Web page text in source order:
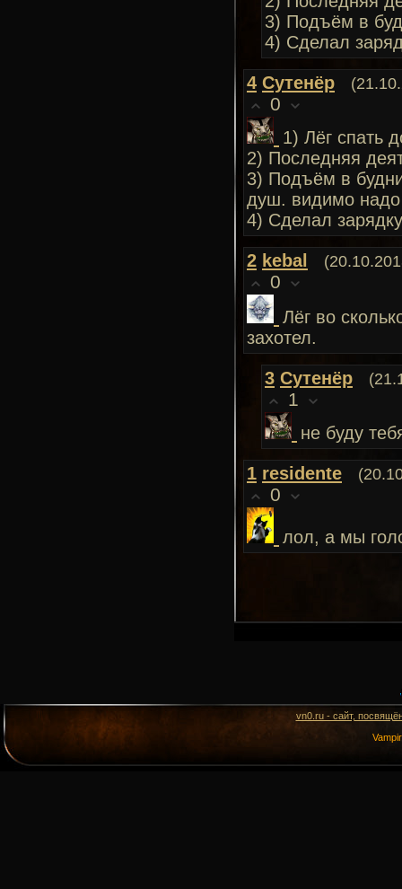
3) Подъём в
4) Сделал
4 Сутенёр
0
1) Лёг спать
2) Последняя
3) Подъём в
душ. видимо надо
4) Сделал
2 kebal
0
Лёг во
захотел.
3 Сутенёр
1
не буду
1 residente
0
лол, а мы
vn0.ru - сайт,